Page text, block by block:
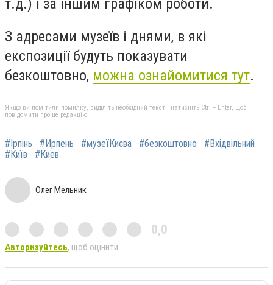
т.д.) і за іншим графіком роботи.
З адресами музеїв і днями, в які
експозиції будуть показувати
безкоштовно, можна ознайомитися тут.
Якщо ви помітили помилку, виділіть необхідний текст і натисніть Ctrl + Enter, щоб
повідомити про це редакцію
#Ірпінь #Ирпень #музеїКиєва #безкоштовно
#Вхідвільний
#Київ
#Киев
Олег Мельник
0,0
Авторизуйтесь, щоб оцінити